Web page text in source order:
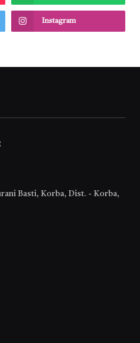
Instagram
Basti, Korba, Dist. - Korba,